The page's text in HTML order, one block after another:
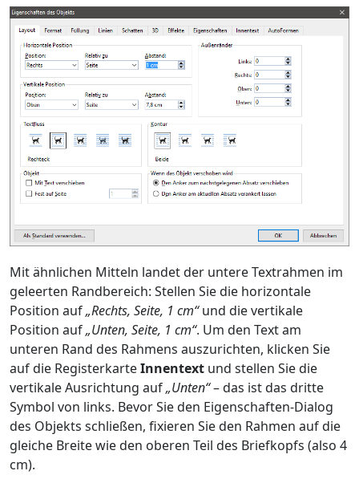
Mit ähnlichen Mitteln landet der untere Textrahmen im
geleerten Randbereich: Stellen Sie die horizontale
Position auf„Rechts, Seite, 1 cm“und die vertikale
Position auf„Unten, Seite, 1 cm“. Um den Text am
unteren Rand des Rahmens auszurichten, klicken Sie
auf die RegisterkarteInnentext und stellen Sie die
vertikale Ausrichtung auf„Unten“– das ist das dritte
Symbol von links. Bevor Sie den Eigenschaften-Dialog
des Objekts schließen, fixieren Sie den Rahmen auf die
gleiche Breite wie den oberen Teil des Briefkopfs (also 4
cm).